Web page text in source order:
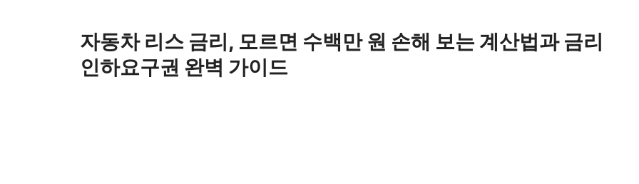
자동차 리스 금리, 모르면 수백만 원 손해 보는 계산법과 금리
인하요구권 완벽 가이드